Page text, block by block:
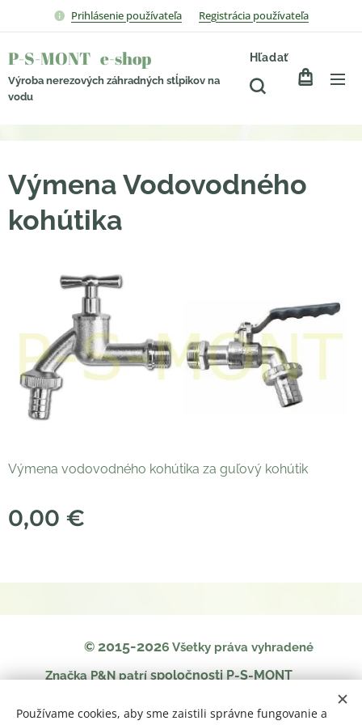
Prihlásenie používateľa Registrácia používateľa
P-S-MONT e-shop
Výroba nerezových záhradných stĺpikov na
vodu
Hľadať
Výmena Vodovodného
kohútika
Výmena vodovodného kohútika za guľový kohútik
0,00 €
©2015-2026 Všetky práva vyhradené
Značka P&N patrí spoločnosti P-S-MONT
Obchodné podmienky
Používame cookies, aby sme zaistili správne fungovanie a